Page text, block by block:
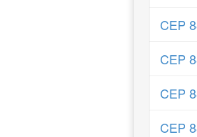
CEP
CEP
CEP
CEP